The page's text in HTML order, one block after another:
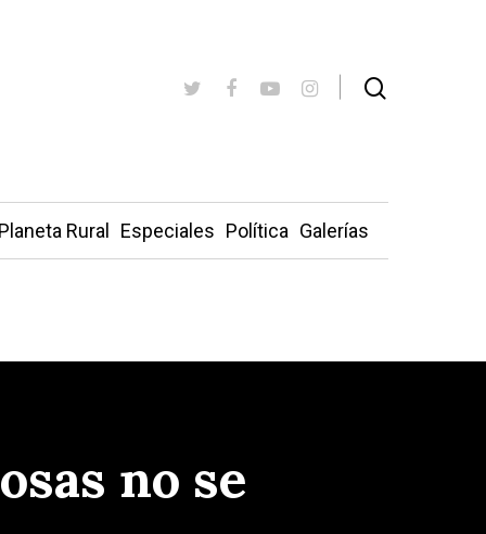
Planeta Rural Especiales Política Galerías
no se